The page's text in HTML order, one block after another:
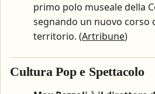
primo polo museale della
segnando un nuovo corso
territorio. (Artribune)
Cultura Pop e Spettacolo